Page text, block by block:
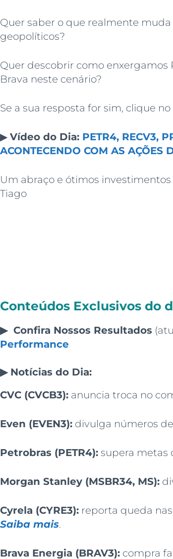
Quer saber o que realmente
geopolíticos?
Quer descobrir como enxergamos
Brava neste cenário?
Se a sua resposta for sim, clique
▶ Vídeo do Dia: PETR4, RECV3,
ACONTECENDO COM AS AÇÕES
Um abraço e ótimos investimentos
Tiago
Conteúdos Exclusivos do
▶ Confira Nossos Resultados
Performance
▶ Notícias do Dia:
CVC (CVCB3): anuncia troca no
Even (EVEN3): divulga números
Petrobras (PETR4): supera metas
Morgan Stanley (MSBR34, MS):
Cyrela (CYRE3): reporta queda
Saiba mais.
Brava Energia (BRAV3): compra